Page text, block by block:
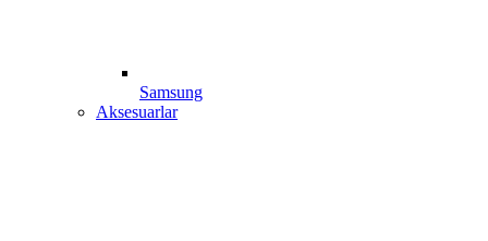
Samsung
Aksesuarlar